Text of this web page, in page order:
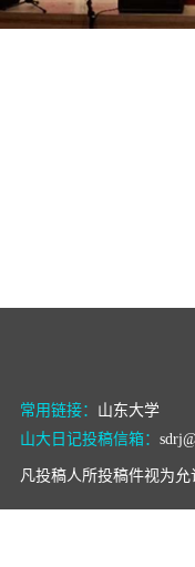
常用链接： 山东大学
山大日记投稿信箱：
凡投稿人所投稿件视为